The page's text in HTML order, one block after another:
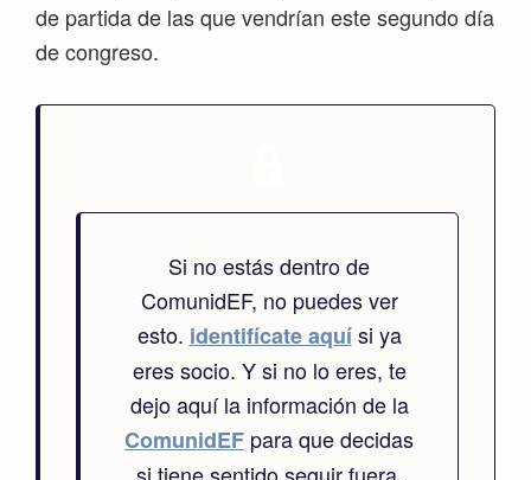
de partida de las que vendrían este segundo día
de congreso.
Si no estás dentro de
ComunidEF, no puedes ver
esto. identifícate aquísi ya
eres socio. Y si no lo eres, te
dejo aquí la información de la
ComunidEF para que decidas